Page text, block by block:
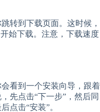
转到下载页面。这时候，
始下载。注意，下载速度
看到一个安装向导，跟着
先点击“下一步”，然后同
点击“安装”。